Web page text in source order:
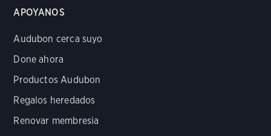
APOYANOS
Audubon cerca suyo
Done ahora
Productos Audubon
Regalos heredados
Renovar membresia